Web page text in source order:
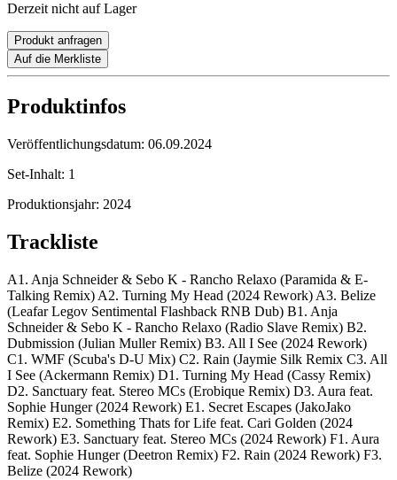
Derzeit nicht auf Lager
Produkt anfragen
Auf die Merkliste
Produktinfos
Veröffentlichungsdatum: 06.09.2024
Set-Inhalt: 1
Produktionsjahr: 2024
Trackliste
A1. Anja Schneider & Sebo K - Rancho Relaxo (Paramida & E-
Talking Remix) A2. Turning My Head (2024 Rework) A3. Belize
(Leafar Legov Sentimental Flashback RNB Dub) B1. Anja
Schneider & Sebo K - Rancho Relaxo (Radio Slave Remix) B2.
Dubmission (Julian Muller Remix) B3. All I See (2024 Rework)
C1. WMF (Scuba's D-U Mix) C2. Rain (Jaymie Silk Remix C3. All
I See (Ackermann Remix) D1. Turning My Head (Cassy Remix)
D2. Sanctuary feat. Stereo MCs (Erobique Remix) D3. Aura feat.
Sophie Hunger (2024 Rework) E1. Secret Escapes (JakoJako
Remix) E2. Something Thats for Life feat. Cari Golden (2024
Rework) E3. Sanctuary feat. Stereo MCs (2024 Rework) F1. Aura
feat. Sophie Hunger (Deetron Remix) F2. Rain (2024 Rework) F3.
Belize (2024 Rework)